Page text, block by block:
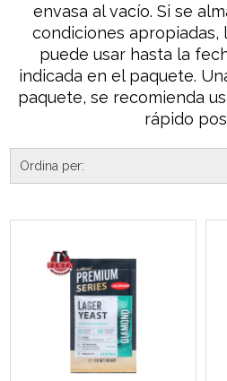
envasa al vacío. Si se
condiciones apropiadas,
puede usar hasta la
indicada en el paquete.
paquete, se recomienda
rápido